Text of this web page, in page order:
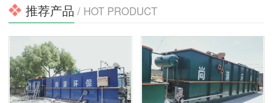
推荐产品 / HOT PRODUCT